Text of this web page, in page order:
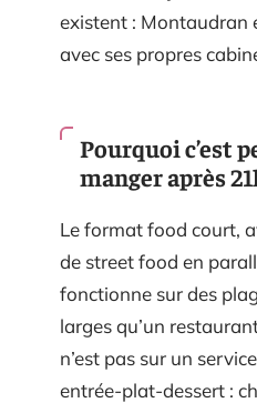
existent : Montaudran
avec ses propres
Pourquoi c’est
manger après
Le format food court,
de street food en
fonctionne sur des
larges qu’un
n’est pas sur un
entrée-plat-dessert :